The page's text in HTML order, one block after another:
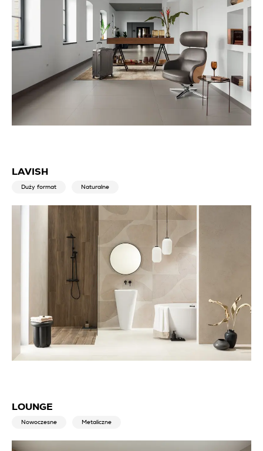
LAVISH
Duży format Naturalne
LOUNGE
Nowoczesne Metaliczne